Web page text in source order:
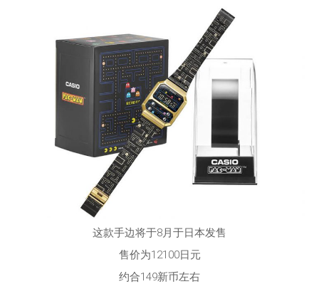
这款手边将于8月于日本发售
售价为12100日元
约合149新币左右